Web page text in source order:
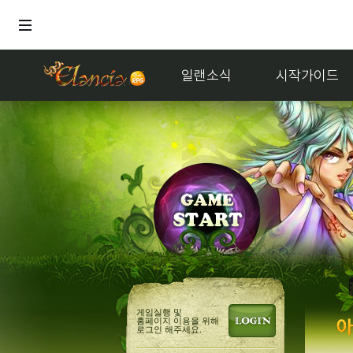
일랜소식 시작가이드
게임실행 및
홈페이지 이용을 위해
로그인 해주세요.